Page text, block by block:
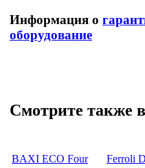
Информация о
оборудование
Смотрите также
BAXI ECO Four Ferroli